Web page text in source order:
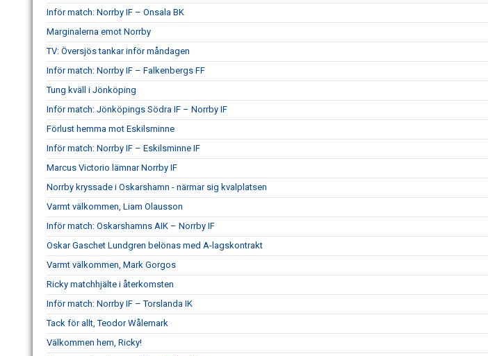
Inför match: Norrby IF – Onsala BK
Marginalerna emot Norrby
TV: Översjös tankar inför måndagen
Inför match: Norrby IF – Falkenbergs FF
Tung kväll i Jönköping
Inför match: Jönköpings Södra IF – Norrby IF
Förlust hemma mot Eskilsminne
Inför match: Norrby IF – Eskilsminne IF
Marcus Victorio lämnar Norrby IF
Norrby kryssade i Oskarshamn - närmar sig kvalplatsen
Varmt välkommen, Liam Olausson
Inför match: Oskarshamns AIK – Norrby IF
Oskar Gaschet Lundgren belönas med A-lagskontrakt
Varmt välkommen, Mark Gorgos
Ricky matchhjälte i återkomsten
Inför match: Norrby IF – Torslanda IK
Tack för allt, Teodor Wålemark
Välkommen hem, Ricky!